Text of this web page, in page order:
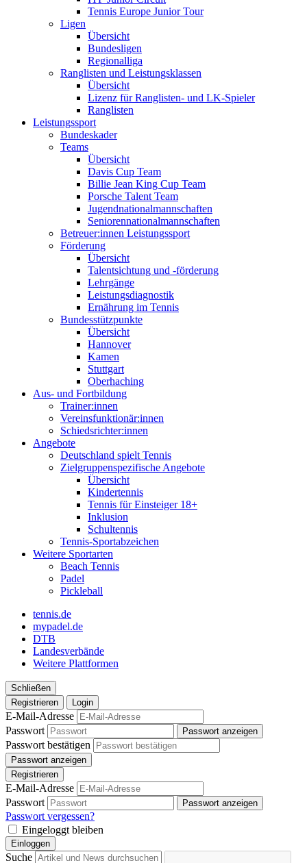
Tennis Europe Junior Tour
Ligen
Übersicht
Bundesligen
Regionalliga
Ranglisten und Leistungsklassen
Übersicht
Lizenz für Ranglisten- und LK-Spieler
Ranglisten
Leistungssport
Bundeskader
Teams
Übersicht
Davis Cup Team
Billie Jean King Cup Team
Porsche Talent Team
Jugendnationalmannschaften
Seniorennationalmannschaften
Betreuer:innen Leistungssport
Förderung
Übersicht
Talentsichtung und -förderung
Lehrgänge
Leistungsdiagnostik
Ernährung im Tennis
Bundesstützpunkte
Übersicht
Hannover
Kamen
Stuttgart
Oberhaching
Aus- und Fortbildung
Trainer:innen
Vereinsfunktionär:innen
Schiedsrichter:innen
Angebote
Deutschland spielt Tennis
Zielgruppenspezifische Angebote
Übersicht
Kindertennis
Tennis für Einsteiger 18+
Inklusion
Schultennis
Tennis-Sportabzeichen
Weitere Sportarten
Beach Tennis
Padel
Pickleball
tennis.de
mypadel.de
DTB
Landesverbände
Weitere Plattformen
Schließen
Registrieren
Login
E-Mail-Adresse
Passwort
Passwort anzeigen
Passwort bestätigen
Passwort anzeigen
Registrieren
E-Mail-Adresse
Passwort
Passwort anzeigen
Passwort vergessen?
Eingeloggt bleiben
Einloggen
Suche